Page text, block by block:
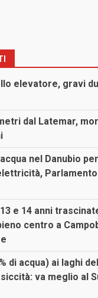
elevatore, gravi
dal Latemar,
nel Danubio
e 14 anni
centro a
di acqua) ai laghi
va meglio al